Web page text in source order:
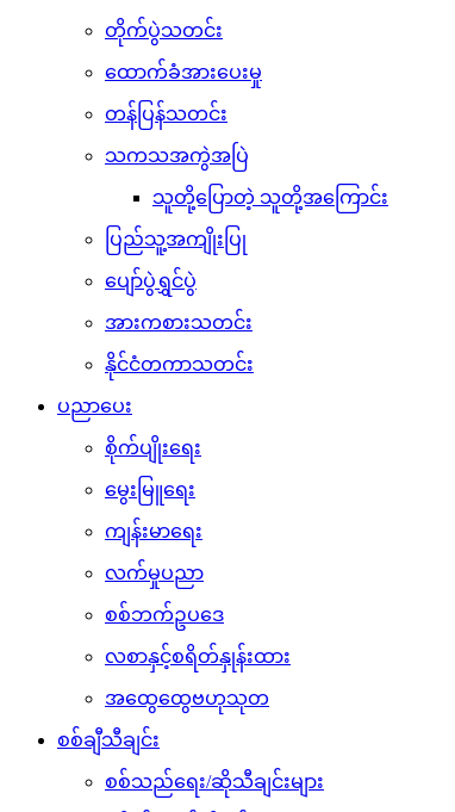
တိုက်ပွဲသတင်း
ထောက်ခံအားပေးမှု
တန်ပြန်သတင်း
သကသအကွဲအပြဲ
သူတို့ပြောတဲ့ သူတို့အကြောင်း
ပြည်သူ့အကျိုးပြု
ပျော်ပွဲရွှင်ပွဲ
အားကစားသတင်း
နိုင်ငံတကာသတင်း
ပညာပေး
စိုက်ပျိုးရေး
မွေးမြူရေး
ကျန်းမာရေး
လက်မှုပညာ
စစ်ဘက်ဥပဒေ
လစာနှင့်စရိတ်နှုန်းထား
အထွေထွေဗဟုသုတ
စစ်ချီသီချင်း
စစ်သည်ရေး/ဆိုသီချင်းများ